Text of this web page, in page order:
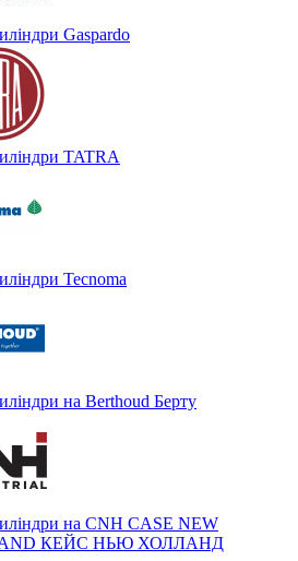
Gaspardo
TATRA
Tecnoma
на Berthoud Берту
на CNH CASE NEW
КЕЙС НЬЮ ХОЛЛАНД